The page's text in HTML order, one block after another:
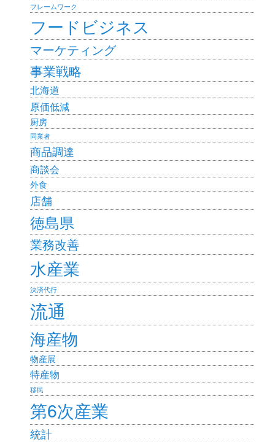
フレームワーク
フードビジネス
マーケティング
事業戦略
北海道
原価低減
厨房
同業者
商品調達
商談会
外食
店舗
徳島県
業務改善
水産業
決済代行
流通
海産物
物産展
特産物
移民
第6次産業
統計